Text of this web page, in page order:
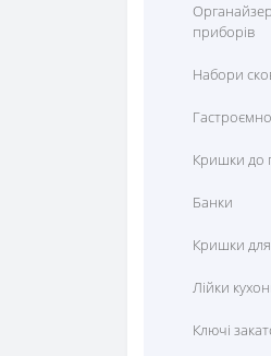
приборів
Набори
Кришки до
Банки
Кришки
Лійки
Ключі